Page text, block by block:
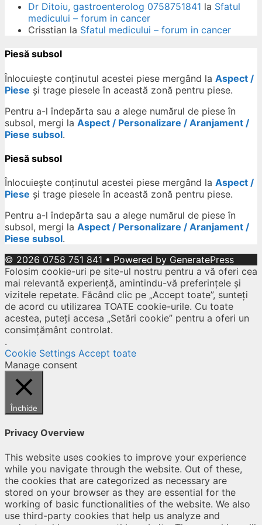
Dr Ditoiu, gastroenterolog 0758751841 la Sfatul
medicului – forum in cancer
Crisstian la Sfatul medicului – forum in cancer
Piesă subsol
Înlocuiește conținutul acestei piese mergând la Aspect /
Piese și trage piesele în această zonă pentru piese.
Pentru a-l îndepărta sau a alege numărul de piese în
subsol, mergi la Aspect / Personalizare / Aranjament /
Piese subsol.
Piesă subsol
Înlocuiește conținutul acestei piese mergând la Aspect /
Piese și trage piesele în această zonă pentru piese.
Pentru a-l îndepărta sau a alege numărul de piese în
subsol, mergi la Aspect / Personalizare / Aranjament /
Piese subsol.
© 2026 0758 751 841 • Powered by GeneratePress
Folosim cookie-uri pe site-ul nostru pentru a vă oferi cea
mai relevantă experiență, amintindu-vă preferințele și
vizitele repetate. Făcând clic pe „Accept toate”, sunteți
de acord cu utilizarea TOATE cookie-urile. Cu toate
acestea, puteți accesa „Setări cookie” pentru a oferi un
consimțământ controlat.
.
Cookie Settings Accept toate
Manage consent
Închide
Privacy Overview
This website uses cookies to improve your experience
while you navigate through the website. Out of these,
the cookies that are categorized as necessary are
stored on your browser as they are essential for the
working of basic functionalities of the website. We also
use third-party cookies that help us analyze and